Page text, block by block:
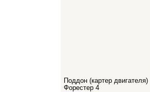
Поддон (картер двигателя)
Форестер 4